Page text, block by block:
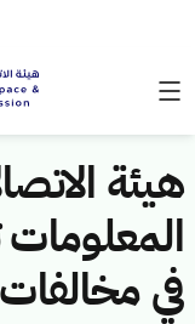
هيئة
المعلومات
في